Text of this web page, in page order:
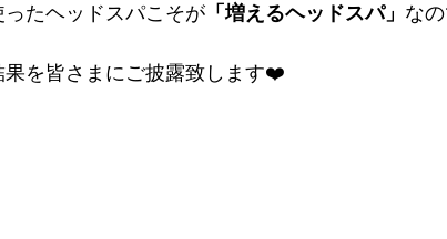
ったヘッドスパこそが 「増えるヘッドスパ」 な
を皆さまにご披露致します❤️